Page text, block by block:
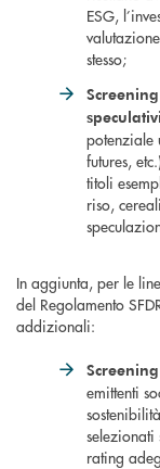
ESG,
stesso;
potenziale
futures,
titoli
riso,
In aggiunta, per le
del Regolamento
addizionali:
emittenti
selezionati
rating